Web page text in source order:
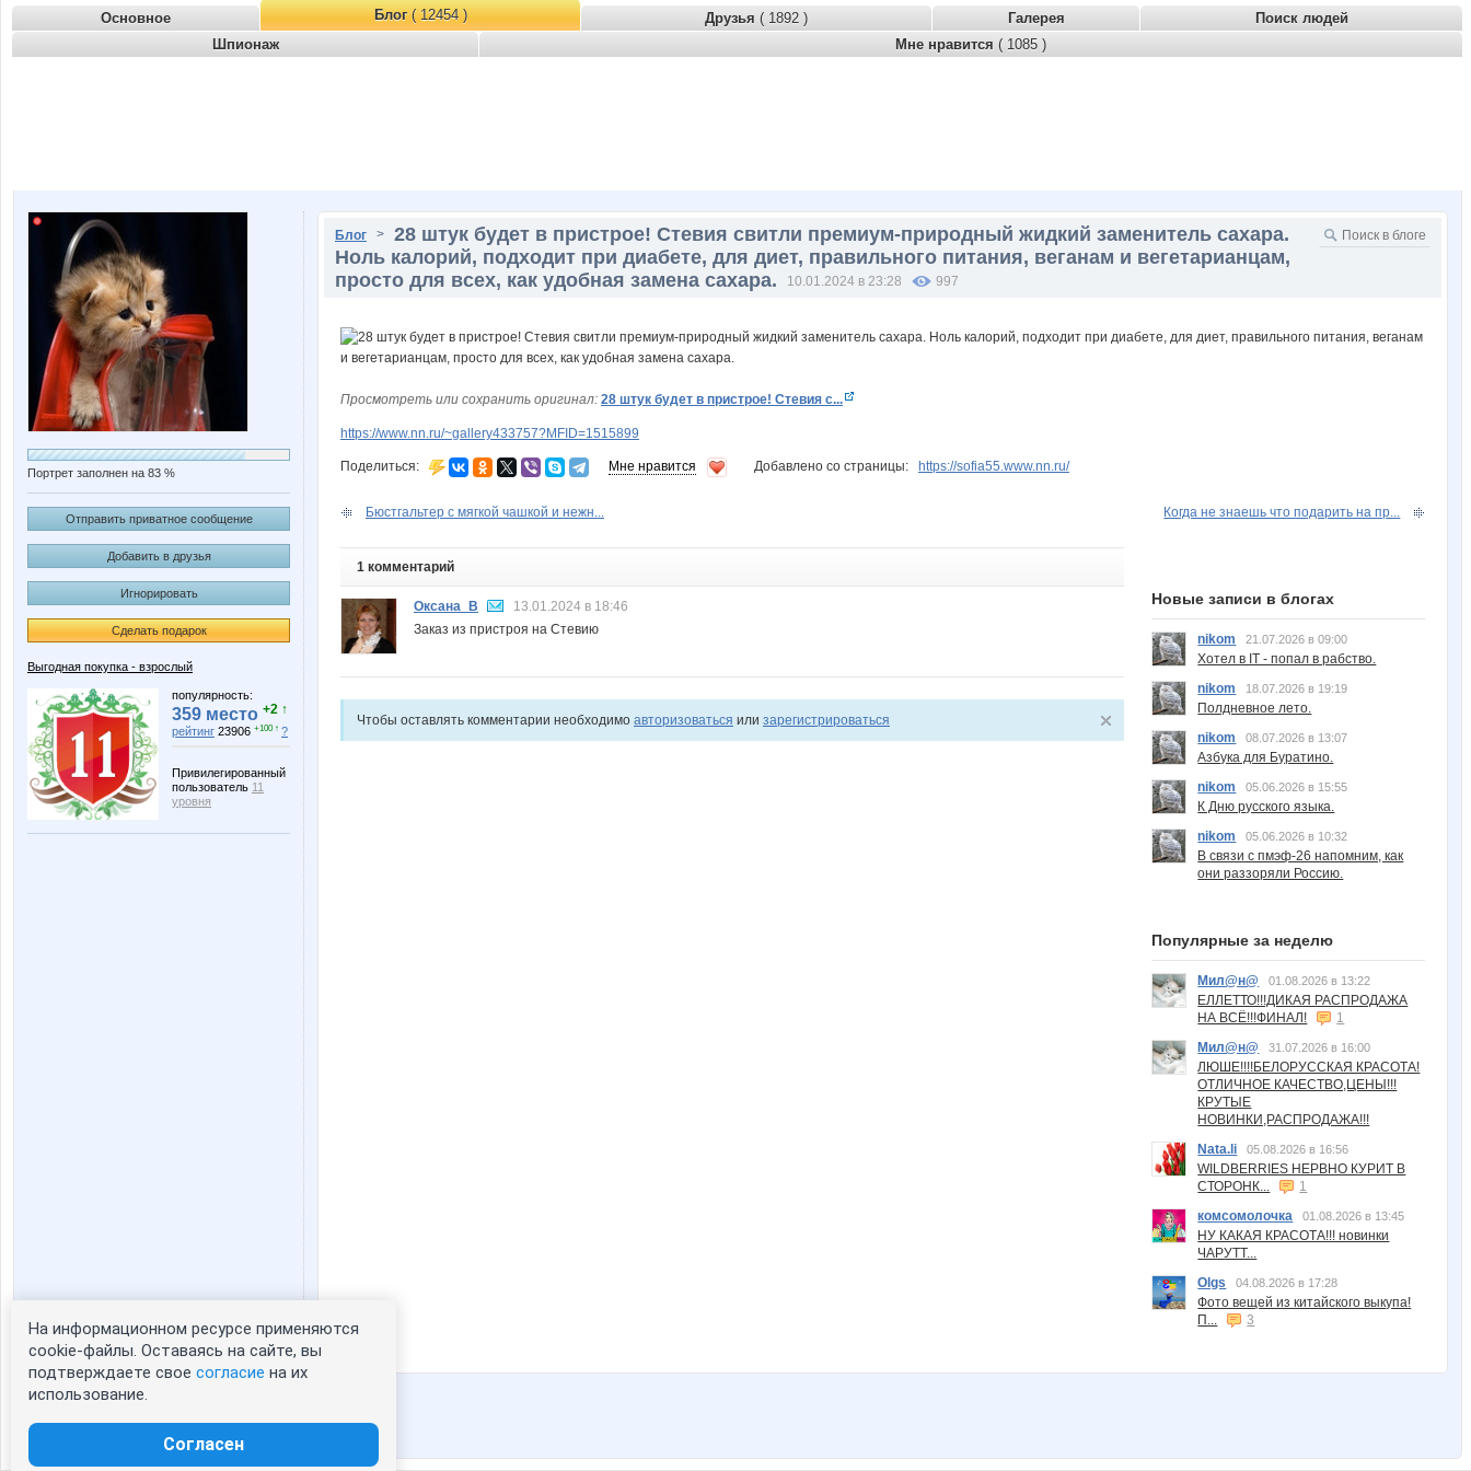
Основное Блог( 12454 ) Друзья ( 1892 ) Галерея
Поиск людей
Шпионаж
Мне нравится ( 1085 )
Портрет заполнен на 83 %
Отправить приватное сообщение
Добавить в друзья
Игнорировать
Сделать подарок
Выгодная покупка - взрослый
популярность:
359 место +2 ↑
рейтинг 23906 +100 ↑ ?
Привилегированный
пользователь 11
уровня
Статистика портрета:
сейчас просматривают портрет -2
зарегистрированные пользователи
Блог > 28 штук будет в пристрое! Стевия свитли премиум-природный жидкий заменитель сахара.
Ноль калорий, подходит при диабете, для диет, правильного питания, веганам и вегетарианцам,
просто для всех, как удобная замена сахара.
10.01.2024 в 23:28 997
Просмотреть или сохранить оригинал: 28 штук будет в пристрое! Стевия с...
https://www.nn.ru/~gallery433757?MFID=1515899
Поделиться: Мне нравится Добавлено со страницы: https://sofia55.www.nn.ru/
Бюстгальтер с мягкой чашкой и нежн... Когда не знаешь что подарить на пр...
1 комментарий
Оксана_В
13.01.2024 в 18:46
Заказ из пристроя на Стевию
Чтобы оставлять комментарии необходимо авторизоваться или зарегистрироваться
Новые записи в блогах
nikom 21.07.2026 в 09:00
Хотел в IT - попал в рабство.
nikom
18.07.2026 в 19:19
Полдневное лето.
nikom
08.07.2026 в 13:07
Азбука для Буратино.
nikom
05.06.2026 в 15:55
К Дню русского языка.
nikom
05.06.2026 в 10:32
В связи с пмэф-26 напомним, как
они раззоряли Россию.
Популярные за неделю
Мил@н@ 01.08.2026 в 13:22
ЕЛЛЕТТО!!!ДИКАЯ РАСПРОДАЖА
НА ВСЁ!!!ФИНАЛ!
1
Мил@н@
31.07.2026 в 16:00
ЛЮШЕ!!!!БЕЛОРУССКАЯ КРАСОТА!
ОТЛИЧНОЕ КАЧЕСТВО,ЦЕНЫ!!!
КРУТЫЕ
НОВИНКИ,РАСПРОДАЖА!!!
Nata.li
05.08.2026 в 16:56
WILDBERRIES НЕРВНО КУРИТ В
СТОРОНК...
1
комсомолочка
01.08.2026 в 13:45
НУ КАКАЯ КРАСОТА!!! новинки
ЧАРУТТ...
Olgs
04.08.2026 в 17:28
Фото вещей из китайского выкупа!
П...
3
На информационном ресурсе применяются
cookie-файлы. Оставаясь на сайте, вы
подтверждаете свое согласие на их
использование.
Согласен